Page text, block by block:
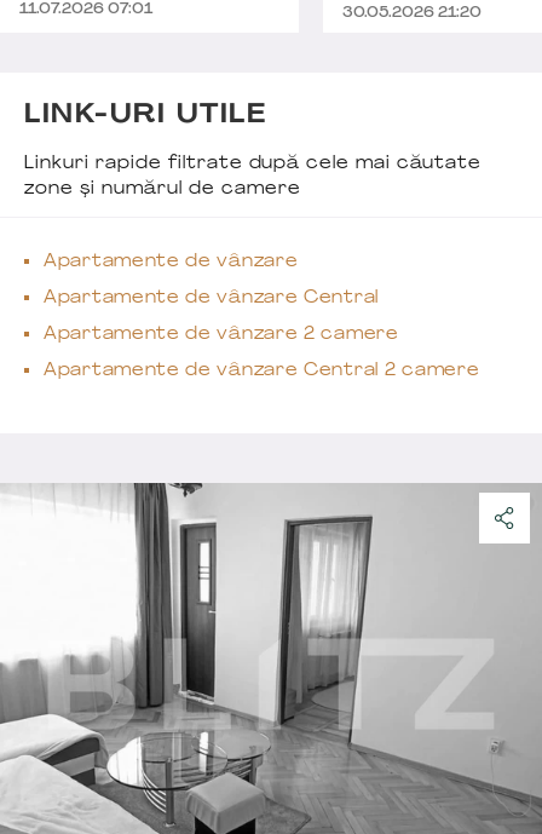
11.07.2026 07:01 30.05.2026 21:20
LINK-URI UTILE
Linkuri rapide filtrate după cele mai căutate
zone și numărul de camere
Apartamente de vânzare
Apartamente de vânzare Central
Apartamente de vânzare 2 camere
Apartamente de vânzare Central 2 camere